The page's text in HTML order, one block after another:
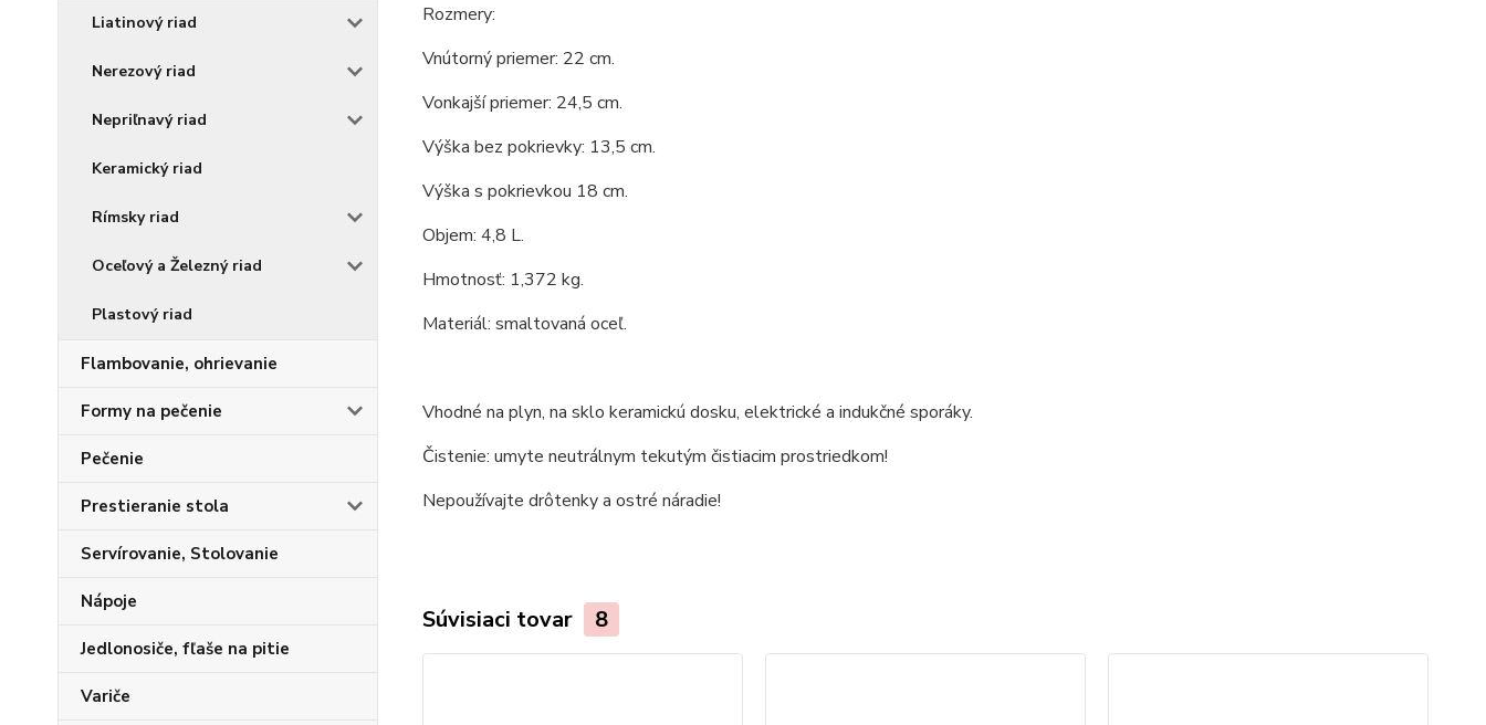
Liatinový riad
Nerezový riad
Nepriľnavý riad
Keramický riad
Rímsky riad
Oceľový a Železný riad
Plastový riad
Flambovanie, ohrievanie
Formy na pečenie
Pečenie
Prestieranie stola
Servírovanie, Stolovanie
Nápoje
Jedlonosiče, fľaše na pitie
Variče
Rozmery:
Vnútorný priemer: 22 cm.
Vonkajší priemer: 24,5 cm.
Výška bez pokrievky: 13,5 cm.
Výška s pokrievkou 18 cm.
Objem: 4,8 L.
Hmotnosť: 1,372 kg.
Materiál: smaltovaná oceľ.
Vhodné na plyn, na sklo keramickú dosku, elektrické a indukčné sporáky.
Čistenie: umyte neutrálnym tekutým čistiacim prostriedkom!
Nepoužívajte drôtenky a ostré náradie!
Súvisiaci tovar 8